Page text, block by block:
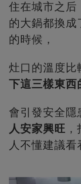
住在城市之后
的大鍋都換成
的時候，
灶口的溫度比
下這三樣東西
會引發安全隱
人安家興旺
人不懂建議看